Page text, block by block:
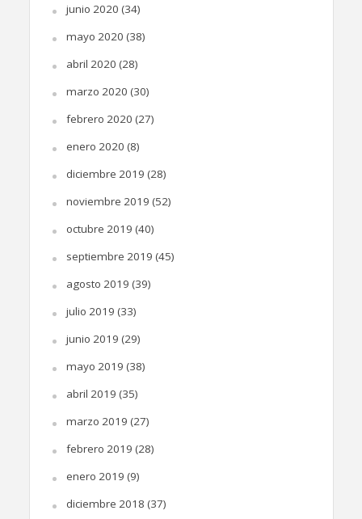
junio 2020 (34)
mayo 2020 (38)
abril 2020 (28)
marzo 2020 (30)
febrero 2020 (27)
enero 2020 (8)
diciembre 2019 (28)
noviembre 2019 (52)
octubre 2019 (40)
septiembre 2019 (45)
agosto 2019 (39)
julio 2019 (33)
junio 2019 (29)
mayo 2019 (38)
abril 2019 (35)
marzo 2019 (27)
febrero 2019 (28)
enero 2019 (9)
diciembre 2018 (37)